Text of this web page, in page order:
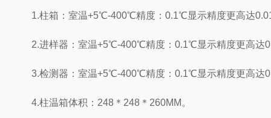
1.柱箱：室温+5℃-400℃精度：0.1℃显示精度更高达
2.进样器：室温+5℃-400℃精度：0.1℃显示精度更高达
3.检测器：室温+5℃-400℃精度：0.1℃显示精度更高达
4.柱温箱体积：248＊248＊260MM。